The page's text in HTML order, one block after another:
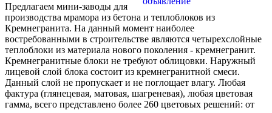
Предлагаем мини-заводы для
производства мрамора из бетона и теплоблоков из
Кремнегранита. На данный момент наиболее
востребованными в строительстве являются четырехслойные
теплоблоки из материала нового поколения - кремнегранит.
Кремнегранитные блоки не требуют облицовки. Наружный
лицевой слой блока состоит из кремнегранитной смеси.
Данный слой не пропускает и не поглощает влагу. Любая
фактура (глянецевая, матовая, шагреневая), любая цветовая
гамма, всего представлено более 260 цветовых решений: от